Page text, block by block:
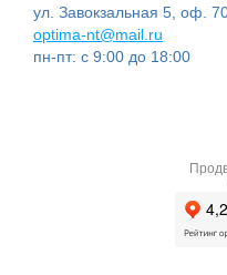
ул. Завокзальная 5, оф.
optima-nt@mail.ru
пн-пт: с 9:00 до 18:00